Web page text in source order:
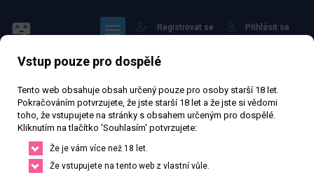
Přihlásit se
Registrovat se
Lenka
Vstup pouze pro dospělé
Tento web obsahuje obsah určený pouze pro osoby starší 18 let.
Pokračováním potvrzujete, že jste starší 18 let a že jste si vědomi
toho, že vstupujete na stránky s obsahem určeným pro dospělé.
Kliknutím na tlačítko 'Souhlasím' potvrzujete:
Že je vám více než 18 let.
Že vstupujete na tento web z vlastní vůle.